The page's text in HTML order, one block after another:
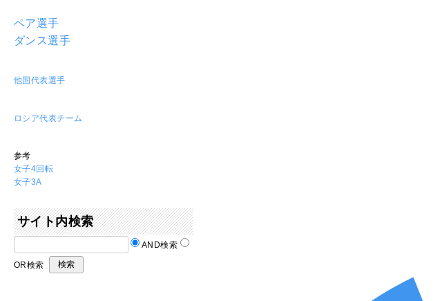
ペア選手
ダンス選手
他国代表選手
ロシア代表チーム
参考
女子4回転
女子3A
サイト内検索
AND検索
OR検索